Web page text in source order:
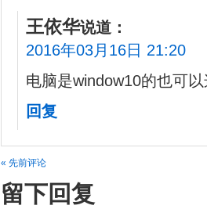
王依华说道：
2016年03月16日 21:20
电脑是window10的也可
回复
« 先前评论
留下回复